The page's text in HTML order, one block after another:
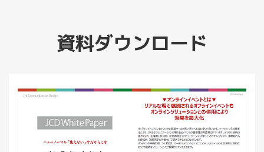
資料ダウンロード